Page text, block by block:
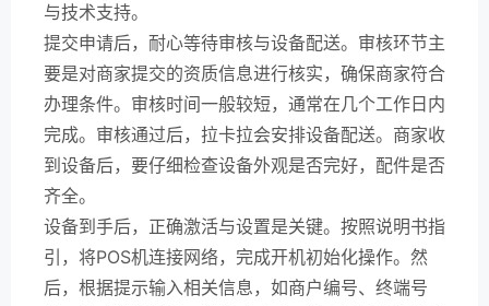
与技术支持。
提交申请后，耐心等待审核与设备配送。审核环节主
要是对商家提交的资质信息进行核实，确保商家符合
办理条件。审核时间一般较短，通常在几个工作日内
完成。审核通过后，拉卡拉会安排设备配送。商家收
到设备后，要仔细检查设备外观是否完好，配件是否
齐全。
设备到手后，正确激活与设置是关键。按照说明书指
引，将POS机连接网络，完成开机初始化操作。然
后，根据提示输入相关信息，如商户编号、终端号